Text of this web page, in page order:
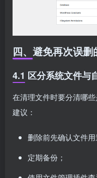
四、避免再次误删
4.1 区分系统文件与
在清理文件时要分清哪些
建议：
删除前先确认文件用
定期备份；